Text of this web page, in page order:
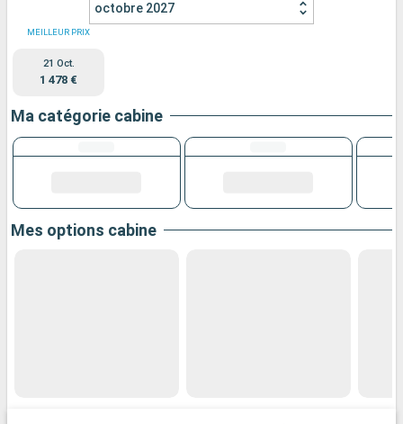
octobre 2027
MEILLEUR PRIX
21 Oct.
1 478 €
Ma catégorie cabine
Mes options cabine